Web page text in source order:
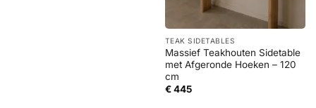
TEAK SIDETABLES
Massief Teakhouten Sidetable
met Afgeronde Hoeken – 120
cm
€445